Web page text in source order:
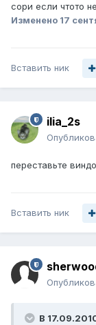
сори если чтото
Изменено 17
Вставить ник
ilia_2s
переставьте
Вставить ник
В